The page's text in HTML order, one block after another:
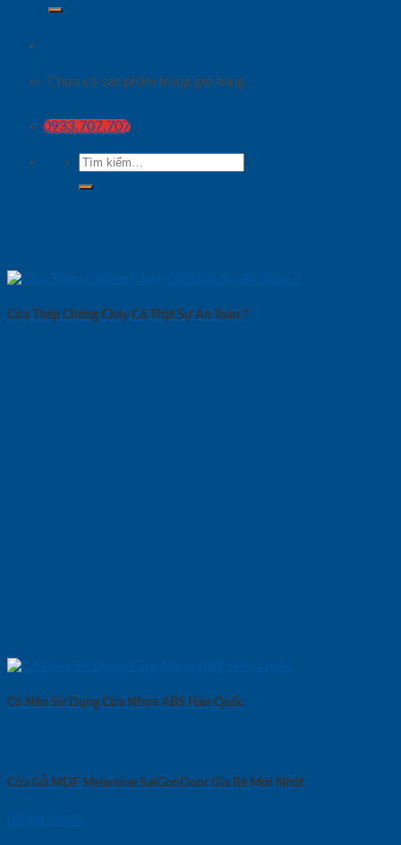
Chưa có sản phẩm trong giỏ hàng.
0933.707.707
Tìm
kiếm:
Cửa Thép Chống Cháy Có Thật Sự An Toàn ?
Có Nên Sử Dụng Cửa Nhựa ABS Hàn Quốc
Cửa Gỗ MDF Melamine SaiGonDoor Gía Rẻ Mới Nhất
08/01/2025